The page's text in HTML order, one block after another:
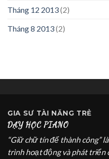
Tháng 12 2013(2)
Tháng 8 2013(2)
GIA SƯ TÀI NĂNG TRẺ
DẠY HỌC PIANO
“Giữ chữ tín để thành công”
trình hoạt động và phát triển